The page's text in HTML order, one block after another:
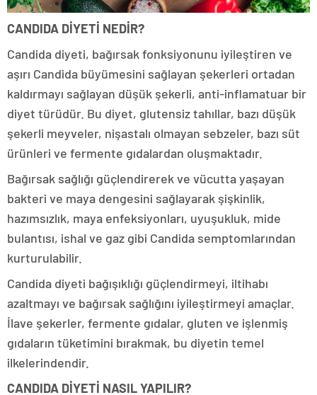
CANDIDA DİYETİ NEDİR?
Candida diyeti, bağırsak fonksiyonunu iyileştiren ve
aşırı Candida büyümesini sağlayan şekerleri ortadan
kaldırmayı sağlayan düşük şekerli, anti-inflamatuar bir
diyet türüdür. Bu diyet, glutensiz tahıllar, bazı düşük
şekerli meyveler, nişastalı olmayan sebzeler, bazı süt
ürünleri ve fermente gıdalardan oluşmaktadır.
Bağırsak sağlığı güçlendirerek ve vücutta yaşayan
bakteri ve maya dengesini sağlayarak şişkinlik,
hazımsızlık, maya enfeksiyonları, uyuşukluk, mide
bulantısı, ishal ve gaz gibi Candida semptomlarından
kurturulabilir.
Candida diyeti bağışıklığı güçlendirmeyi, iltihabı
azaltmayı ve bağırsak sağlığını iyileştirmeyi amaçlar.
İlave şekerler, fermente gıdalar, gluten ve işlenmiş
gıdaların tüketimini bırakmak, bu diyetin temel
ilkelerindendir.
CANDIDA DİYETİ NASIL YAPILIR?